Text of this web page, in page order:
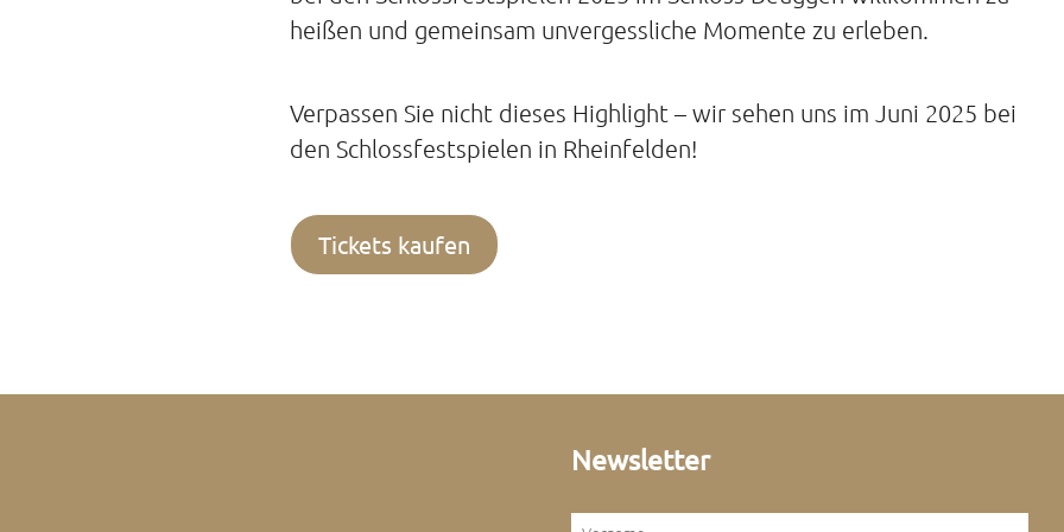
heißen und gemeinsam unvergessliche Momente zu erleben.
Verpassen Sie nicht dieses Highlight – wir sehen uns im Juni 2025 bei
den Schlossfestspielen in Rheinfelden!
Tickets kaufen
Newsletter